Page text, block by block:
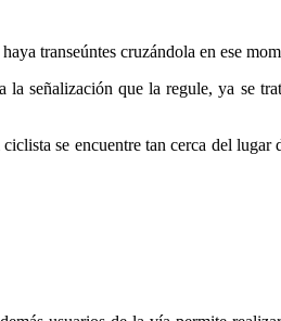
transeúntes cruzándola en ese
señalización que la regule, ya se
se encuentre tan cerca del lugar